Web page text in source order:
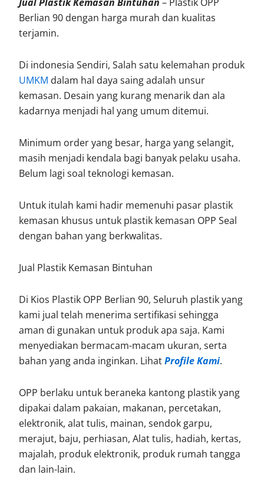
Berlian 90 dengan harga murah dan kualitas
terjamin.
Di indonesia Sendiri, Salah satu kelemahan produk
UMKM dalam hal daya saing adalah unsur
kemasan. Desain yang kurang menarik dan ala
kadarnya menjadi hal yang umum ditemui.
Minimum order yang besar, harga yang selangit,
masih menjadi kendala bagi banyak pelaku usaha.
Belum lagi soal teknologi kemasan.
Untuk itulah kami hadir memenuhi pasar plastik
kemasan khusus untuk plastik kemasan OPP Seal
dengan bahan yang berkwalitas.
Jual Plastik Kemasan Bintuhan
Di Kios Plastik OPP Berlian 90, Seluruh plastik yang
kami jual telah menerima sertifikasi sehingga
aman di gunakan untuk produk apa saja. Kami
menyediakan bermacam-macam ukuran, serta
bahan yang anda inginkan. LihatProfile Kami.
OPP berlaku untuk beraneka kantong plastik yang
dipakai dalam pakaian, makanan, percetakan,
elektronik, alat tulis, mainan, sendok garpu,
merajut, baju, perhiasan, Alat tulis, hadiah, kertas,
majalah, produk elektronik, produk rumah tangga
dan lain-lain.